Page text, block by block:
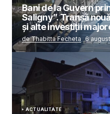
Bani de la Guvern
Saligny”. Tranșă
și alte investiții
de Thabitta Fecheta 6
ACTUALITATE